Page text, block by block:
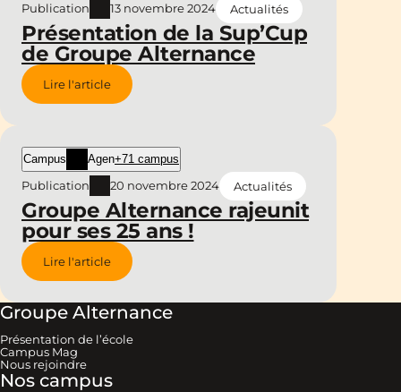
Présentation de la Sup’Cup
de Groupe Alternance
Publication 13 novembre 2024 Actualités
Lire l'article
Groupe Alternance rajeunit
pour ses 25 ans !
Campus Agen+71 campus
Publication 20 novembre 2024 Actualités
Lire l'article
Groupe Alternance
Présentation de l’école
Campus Mag
Nous rejoindre
Nos campus